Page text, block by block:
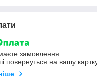
замовлення
повернуться на вашу